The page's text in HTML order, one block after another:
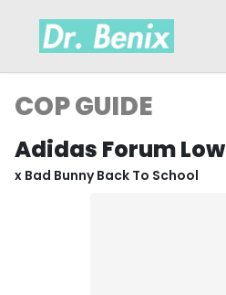
COP GUIDE
Adidas Forum Low
x Bad Bunny Back To School